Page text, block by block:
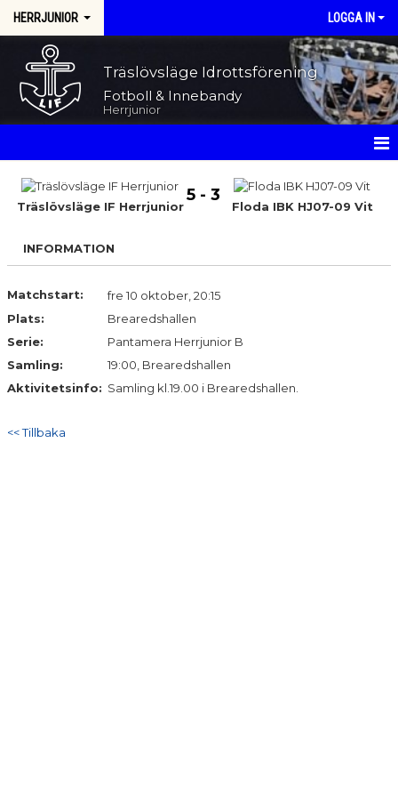
HERRJUNIOR LOGGA IN
Träslövsläge Idrottsförening
Fotboll & Innebandy
Herrjunior
HEM
KALENDER
MATCHER
BILDGALLERI
Träslövsläge IF Herrjunior
5 - 3
Floda IBK HJ07-09 Vit
INFORMATION
Matchstart:
fre 10 oktober, 20:15
Plats:
Brearedshallen
Serie:
Pantamera Herrjunior B
Samling:
19:00, Brearedshallen
Aktivitetsinfo: Samling kl.19.00 i Brearedshallen.
<< Tillbaka